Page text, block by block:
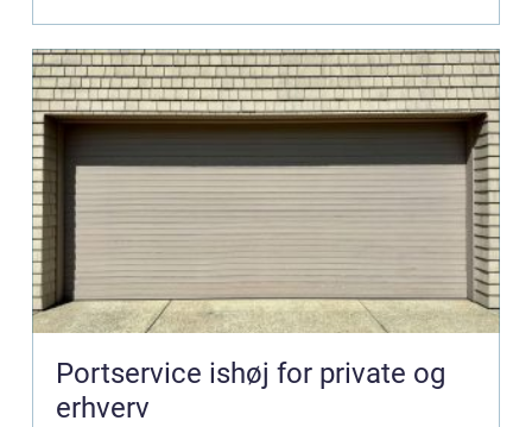
Portservice ishøj for private og
erhverv